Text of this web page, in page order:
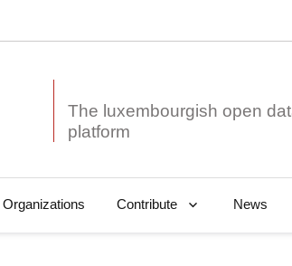
The luxembourgish open
Organizations Contribute News